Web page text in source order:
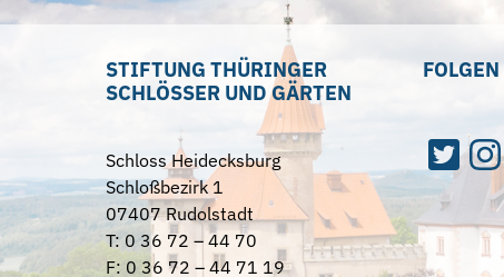
STIFTUNG THÜRINGER
SCHLÖSSER UND GÄRTEN
Schloss Heidecksburg
Schloßbezirk 1
07407 Rudolstadt
T: 0 36 72 – 44 70
F: 0 36 72 – 44 71 19